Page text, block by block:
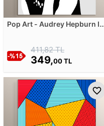
Pop Art - Audrey Hepburn I
411,82 TL
349,00 TL